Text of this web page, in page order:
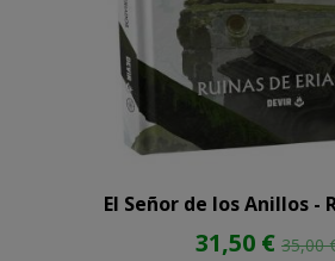
El Señor de los Anillos -
31,50 € 35,00